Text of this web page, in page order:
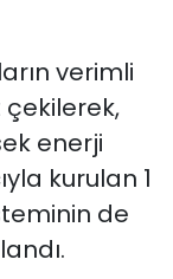
verimli
çekilerek,
enerji
kurulan 1
de